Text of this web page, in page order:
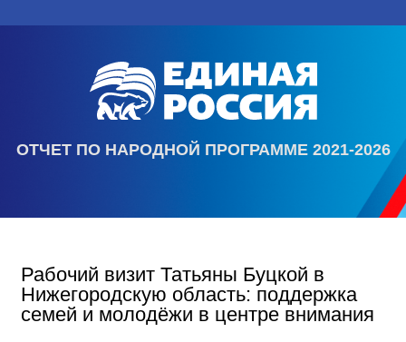
ОТЧЕТ ПО НАРОДНОЙ ПРОГРАММЕ 2021-2026
Рабочий визит Татьяны Буцкой в
Нижегородскую область: поддержка
семей и молодёжи в центре внимания